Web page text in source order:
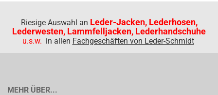
Riesige Auswahl an Leder-Jacken, Lederhosen,
Lederwesten, Lammfelljacken, Lederhandschuhe
u.s.w. in allen Fachgeschäften von Leder-Schmidt
MEHR ÜBER...